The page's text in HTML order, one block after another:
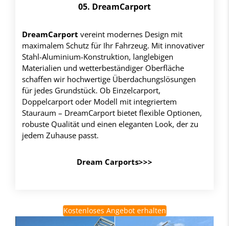
05. DreamCarport
DreamCarport vereint modernes Design mit
maximalem Schutz für Ihr Fahrzeug. Mit innovativer
Stahl-Aluminium-Konstruktion, langlebigen
Materialien und wetterbeständiger Oberfläche
schaffen wir hochwertige Überdachungslösungen
für jedes Grundstück. Ob Einzelcarport,
Doppelcarport oder Modell mit integriertem
Stauraum – DreamCarport bietet flexible Optionen,
robuste Qualität und einen eleganten Look, der zu
jedem Zuhause passt.
Dream Carports>>>
Kostenloses Angebot erhalten